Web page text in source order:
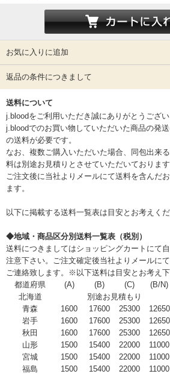
お気に入りに追加
返品の条件につきまして
送料について
j.bloodをご利用いただき誠にありがとうござい
j.bloodでのお買い物していただいた商品の発
の送料が必要です。
なお、複数ご購入いただいた場合、同包出来
料は別途お見積りとさせていただいております
ご注文後に当社よりメールにて送料を含んだ
ます。
以下に掲載する送料一覧表は目安とお考えくだ
◆地域・商品区分別送料一覧表（税別）
送料につきましてはショッピングカートにて
注意下さい。ご注文確定後当社よりメールに
ご連絡致します。※以下送料は目安とお考え下
都道府県
(A) (B) (C)
(B/N)
北海道
別途お見積もり
青森
1600 17600 25300
12650
岩手
1600 17600 25300
12650
秋田
1600 17600 25300
12650
山形
1500 15400 22000
11000
宮城
1500 15400 22000
11000
福島
1500 15400 22000
11000